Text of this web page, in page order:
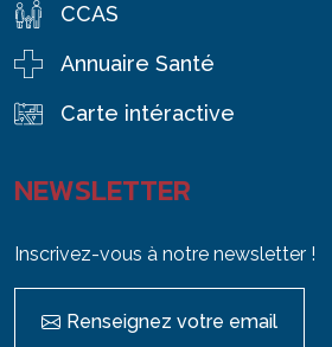
CCAS
Annuaire Santé
Carte intéractive
NEWSLETTER
Inscrivez-vous à notre newsletter !
Renseignez votre email